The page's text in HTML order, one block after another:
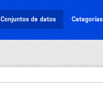
Conjuntos de datos Categorías